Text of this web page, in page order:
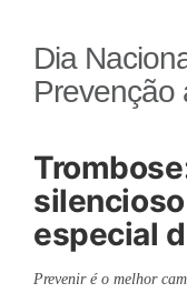
Dia
Prevenção
especial
Prevenir é o melhor